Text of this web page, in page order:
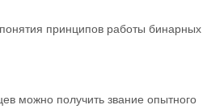
принципов работы бинарных
можно получить звание опытного